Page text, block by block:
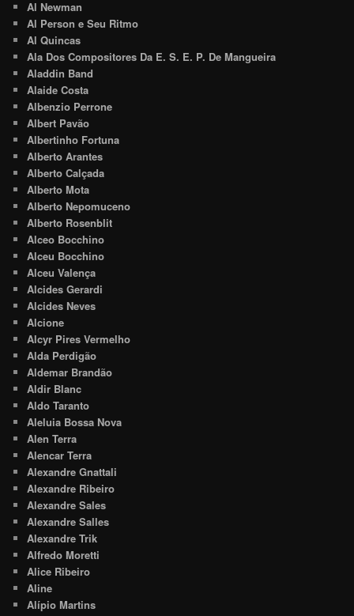
Al Newman
Al Person e Seu Ritmo
Al Quincas
Ala Dos Compositores Da E. S. E. P. De Mangueira
Aladdin Band
Alaide Costa
Albenzio Perrone
Albert Pavão
Albertinho Fortuna
Alberto Arantes
Alberto Calçada
Alberto Mota
Alberto Nepomuceno
Alberto Rosenblit
Alceo Bocchino
Alceu Bocchino
Alceu Valença
Alcides Gerardi
Alcides Neves
Alcione
Alcyr Pires Vermelho
Alda Perdigão
Aldemar Brandão
Aldir Blanc
Aldo Taranto
Aleluia Bossa Nova
Alen Terra
Alencar Terra
Alexandre Gnattali
Alexandre Ribeiro
Alexandre Sales
Alexandre Salles
Alexandre Trik
Alfredo Moretti
Alice Ribeiro
Aline
Alípio Martins